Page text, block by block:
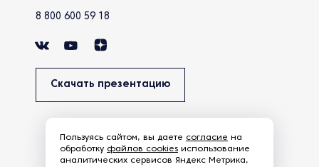
8 800 600 59 18
Скачать презентацию
Пользуясь сайтом, вы даете согласие на
обработку файлов cookies использование
аналитических сервисов Яндекс Метрика,